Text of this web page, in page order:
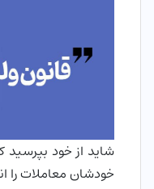
شاید از خود
خودشان معاملات را